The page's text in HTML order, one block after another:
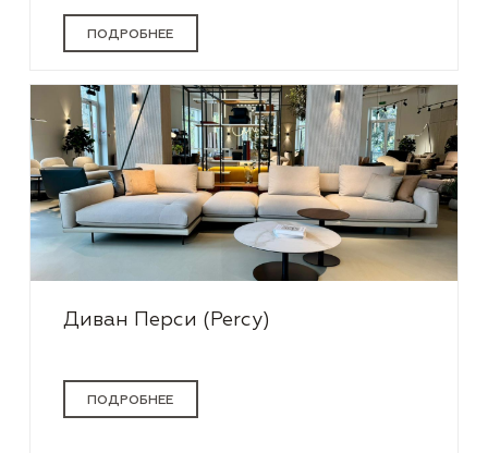
ПОДРОБНЕЕ
Диван Перси (Percy)
ПОДРОБНЕЕ